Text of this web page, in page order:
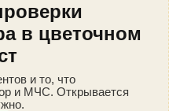
в цветочном
и то, что
и МЧС. Открывается